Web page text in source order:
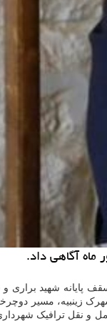
زینبیه، مسیر
و نقل ترافیک